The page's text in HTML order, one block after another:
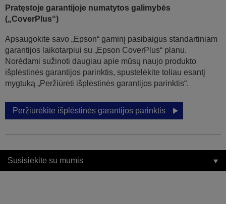
Pratęstoje garantijoje numatytos galimybės
(„CoverPlus“)
Apsaugokite savo „Epson“ gaminį pasibaigus standartiniam
garantijos laikotarpiui su „Epson CoverPlus“ planu.
Norėdami sužinoti daugiau apie mūsų naujo produkto
išplėstinės garantijos parinktis, spustelėkite toliau esantį
mygtuką „Peržiūrėti išplėstinės garantijos parinktis“.
Peržiūrėkite išplėstinės garantijos parinktis
Susisiekite su mumis